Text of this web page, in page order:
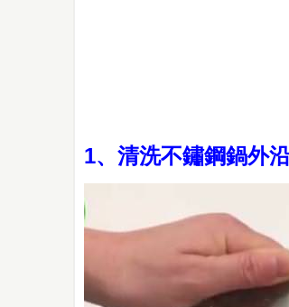
1、清洗不鏽鋼鍋外